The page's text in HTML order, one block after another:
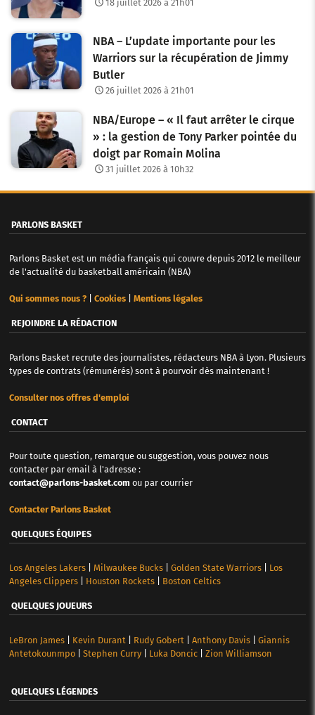
s
r
c
s
18 juillet 2026 à 21h01
NBA – L’update importante pour les
Warriors sur la récupération de Jimmy
Butler
26 juillet 2026 à 21h01
NBA/Europe – « Il faut arrêter le cirque
» : la gestion de Tony Parker pointée du
doigt par Romain Molina
31 juillet 2026 à 10h32
PARLONS BASKET
Parlons Basket est un média français qui couvre depuis 2012 le meilleur
de l'actualité du basketball américain (NBA)
Qui sommes nous ?| Cookies| Mentions légales
REJOINDRE LA RÉDACTION
Parlons Basket recrute des journalistes, rédacteurs NBA à Lyon. Plusieurs
types de contrats (rémunérés) sont à pourvoir dès maintenant !
Consulter nos offres d'emploi
CONTACT
Pour toute question, remarque ou suggestion, vous pouvez nous
contacter par email à l'adresse :
contact@parlons-basket.com ou par courrier
Contacter Parlons Basket
QUELQUES ÉQUIPES
Los Angeles Lakers| Milwaukee Bucks| Golden State Warriors| Los
Angeles Clippers| Houston Rockets| Boston Celtics
QUELQUES JOUEURS
LeBron James| Kevin Durant Rudy Gobert Anthony Davis| Giannis
Antetokounmpo| Stephen Curry| Luka Doncic| Zion Williamson
QUELQUES LÉGENDES